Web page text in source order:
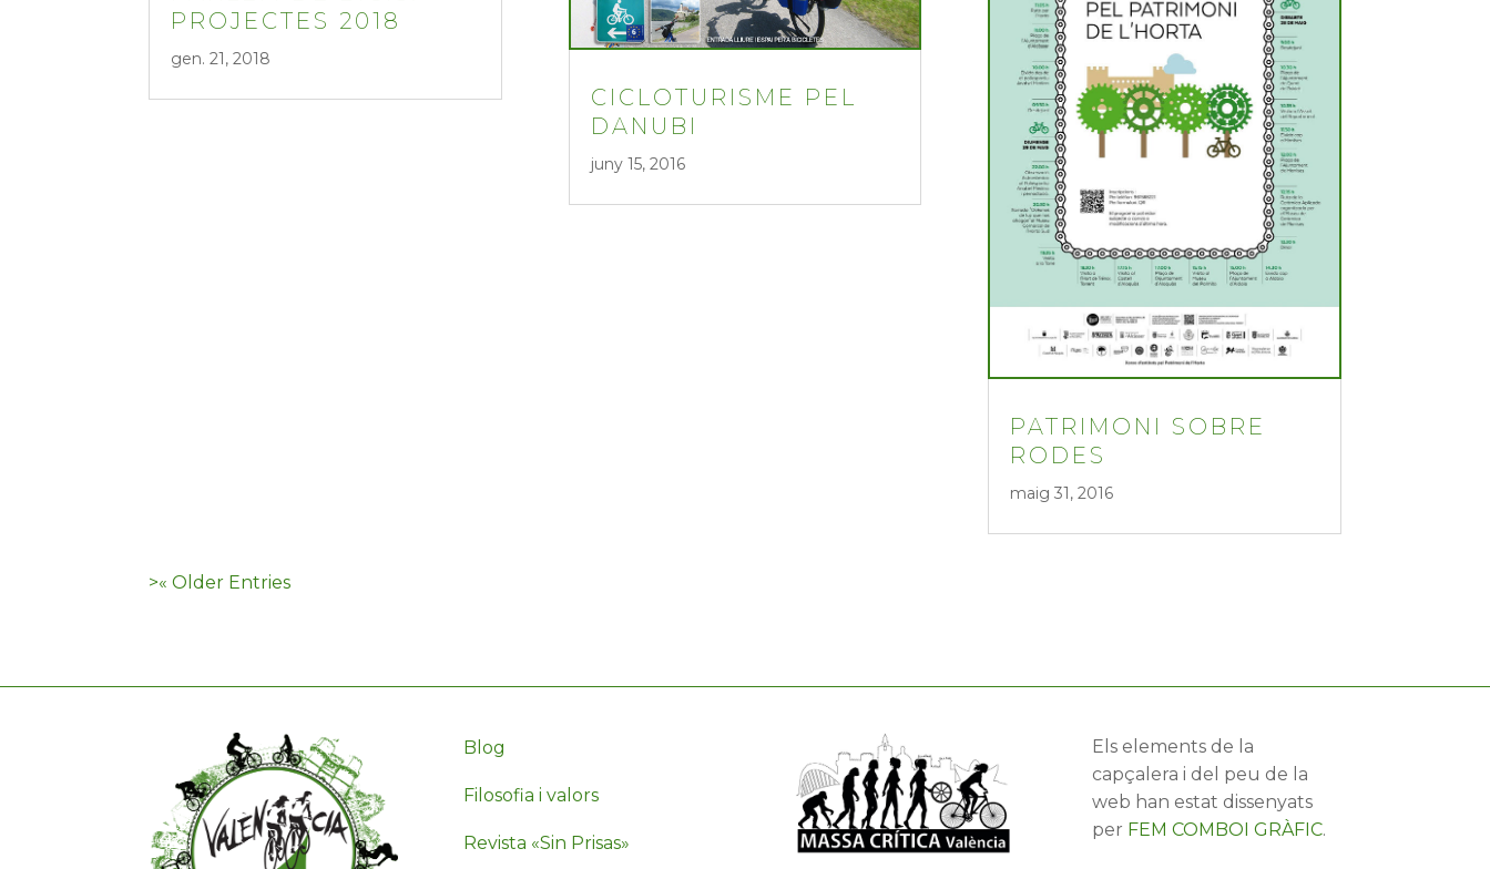
PROJECTES 2018
gen. 21, 2018
CICLOTURISME PEL
DANUBI
juny 15, 2016
PATRIMONI SOBRE
RODES
maig 31, 2016
« Older Entries
Blog
Filosofia i valors
Revista «Sin Prisas»
Els elements de la
capçalera i del peu de la
web han estat dissenyats
per FEM COMBOI GRÀFIC.